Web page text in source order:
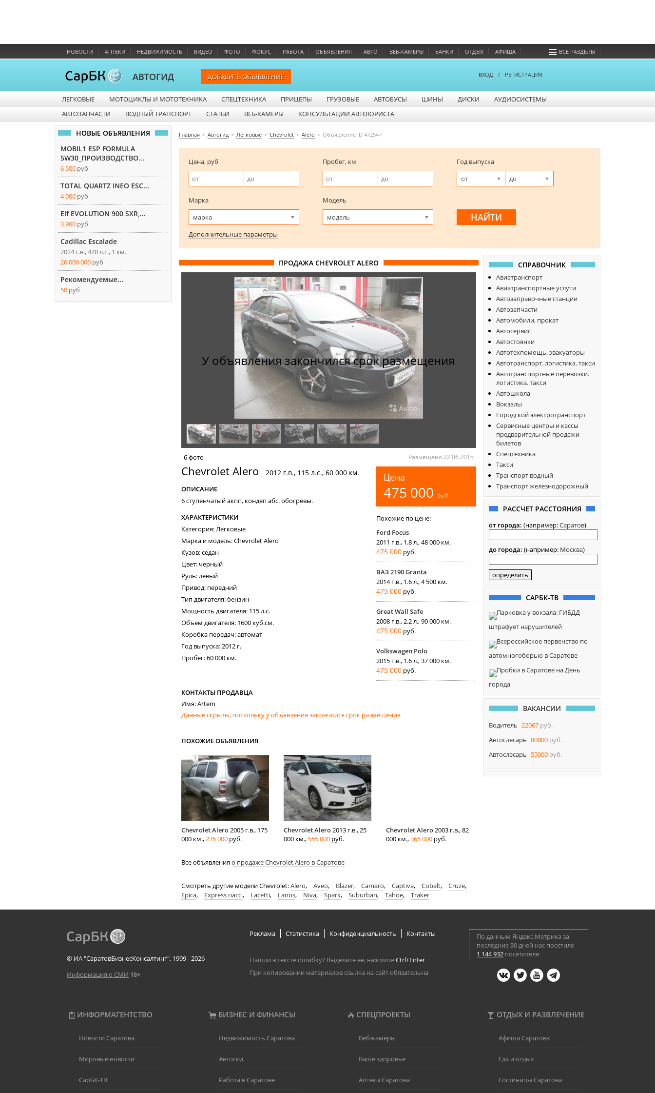
НОВОСТИ АПТЕКИ НЕДВИЖИМОСТЬ ВИДЕО ФОТО ФОКУС РАБОТА ОБЪЯВЛЕНИЯ АВТО ВЕБ-КАМЕРЫ БАНКИ ОТДЫХ АФИША ВСЕ РАЗДЕЛЫ
АВТОГИД ДОБАВИТЬ ОБЪЯВЛЕНИЕ ВХОД / РЕГИСТРАЦИЯ
ЛЕГКОВЫЕ МОТОЦИКЛЫ И МОТОТЕХНИКА СПЕЦТЕХНИКА ПРИЦЕПЫ ГРУЗОВЫЕ АВТОБУСЫ ШИНЫ ДИСКИ
АУДИОСИСТЕМЫ
АВТОЗАПЧАСТИ
ВОДНЫЙ ТРАНСПОРТ СТАТЬИ ВЕБ-КАМЕРЫ КОНСУЛЬТАЦИИ АВТОЮРИСТА
НОВЫЕ ОБЪЯВЛЕНИЯ
MOBIL1 ESP FORMULA
5W30_ПРОИЗВОДСТВО...
6 500 руб
TOTAL QUARTZ INEO ESC...
4 900 руб
Elf EVOLUTION 900 SXR,...
3 900 руб
Cadillac Escalade
2024 г.в., 420 л.с., 1 км.
26 000 000 руб
Рекомендуемые...
50 руб
Главная Автогид Легковые Chevrolet Alero Объявление ID 472547
Цена, руб Пробег, км
Год выпуска
от
до
Марка
марка
Модель
модель
Дополнительные параметры
ПРОДАЖА CHEVROLET ALERO
У объявления закончился срок размещения
6 фото Размещено 22.06.2015
Chevrolet Alero 2012 г.в., 115 л.с., 60 000 км.
ОПИСАНИЕ
6 ступенчатый акпп, кондеп абс. обогревы.
ХАРАКТЕРИСТИКИ
Категория: Легковые
Марка и модель: Chevrolet Alero
Кузов: седан
Цвет: черный
Руль: левый
Привод: передний
Тип двигателя: бензин
Мощность двигателя: 115 л.с.
Объем двигателя: 1600 куб.см.
Коробка передач: автомат
Год выпуска: 2012 г.
Пробег: 60 000 км.
Цена
475 000 руб
Похожие по цене:
Ford Focus
2011 г.в., 1.8 л., 48 000 км.
475 000 руб.
ВАЗ 2190 Granta
2014 г.в., 1.6 л., 4 500 км.
475 000 руб.
Great Wall Safe
2008 г.в., 2.2 л., 90 000 км.
475 000 руб.
Volkswagen Polo
2015 г.в., 1.6 л., 37 000 км.
475 000 руб.
КОНТАКТЫ ПРОДАВЦА
Имя: Artem
Данные скрыты, поскольку у объявления закончился срок размещения
ПОХОЖИЕ ОБЪЯВЛЕНИЯ
Chevrolet Alero2005 г.в., 175
000 км.,235 000 руб.
Chevrolet Alero2013 г.в., 25
000 км., 555 000 руб.
Chevrolet Alero2003 г.в., 82
000 км.,365 000 руб.
Все объявленияо продаже Chevrolet Alero в Саратове
Смотреть другие модели Chevrolet:Alero, Aveo, Blazer, Camaro, Captiva, Cobalt, Cruze,
Epica, Express пасс., Lacetti, Lanos, Niva, Spark, Suburban, Tahoe, Traker
СПРАВОЧНИК
Авиатранспорт
Авиатранспортные услуги
Автозаправочные станции
Автозапчасти
Автомобили, прокат
Автосервис
Автостоянки
Автотехпомощь, эвакуаторы
Автотранспорт. логистика. такси
Автотранспортные перевозки.
логистика. такси
Автошкола
Вокзалы
Городской электротранспорт
Сервисные центры и кассы
предварительной продажи
билетов
Спецтехника
Такси
Транспорт водный
Транспорт железнодорожный
РАССЧЕТ РАССТОЯНИЯ
от города: (например:Саратов)
до города: (например: Москва)
САРБК-ТВ
Парковка у вокзала: ГИБДД
штрафует нарушителей
Всероссийское первенство по
автомногоборью в Саратове
Пробки в Саратове на День
города
ВАКАНСИИ
Водитель 22067 руб.
Автослесарь 80000 руб.
Автослесарь 55000 руб.
© ИА "СаратовБизнесКонсалтинг", 1999 - 2026
Информация о СМИ 18+
Реклама Статистика Конфиденциальность Контакты
Нашли в тексте ошибку? Выделите её, нажмитеCtrl+Enter
При копировании материалов ссылка на сайт обязательна
По данным Яндекс.Метрика за
последние 30 дней нас посетило
1 144 932 посетителя
ИНФОРМАГЕНТСТВО БИЗНЕС И ФИНАНСЫ СПЕЦПРОЕКТЫ ОТДЫХ И РАЗВЛЕЧЕНИЕ
Новости Саратова
Мировые новости
СарБК-ТВ
Недвижимость Саратова
Автогид
Работа в Саратове
Веб-камеры
Ваше здоровье
Аптеки Саратова
Афиша Саратова
Еда и отдых
Гостиницы Саратова